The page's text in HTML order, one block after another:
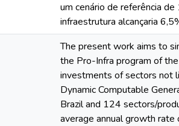
um cenário de referência
infraestrutura alcançaria
The present work aims to
the Pro-Infra program of
investments of sectors not
Dynamic Computable
Brazil and 124 sectors/
average annual growth